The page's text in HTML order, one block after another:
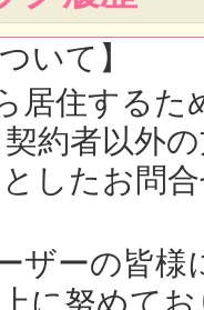
いて】
居住する
約者以外
したお問
ザーの皆
に努めて